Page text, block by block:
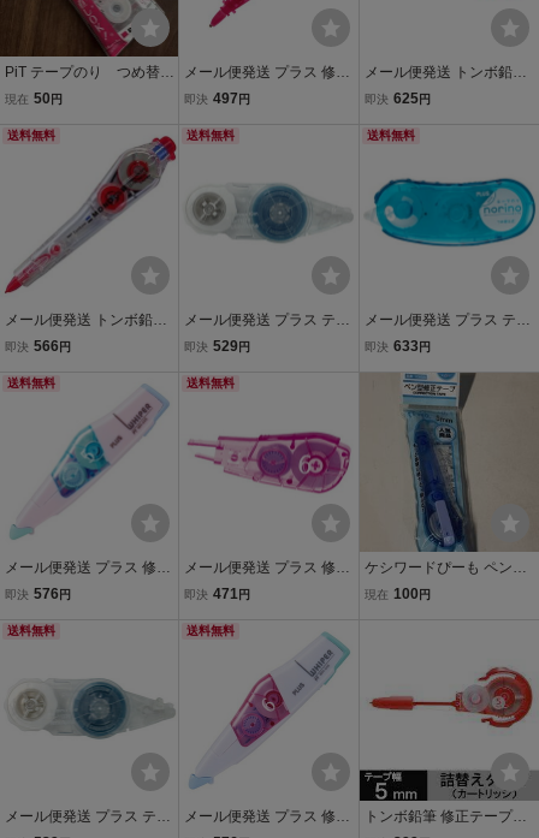
PiT テープのり つめ替え
テープ Tombow トンボ
現在 50 円
メール便発送 プラス 修正
テープ ホワイパー ラッシ
ク WH-065R
即決 497 円
メール便発送 トンボ鉛筆
修正テープ 詰め替え用カ
R5 00065663
即決 625円
送料無料
メール便発送 トンボ鉛筆
修正テープモノPS5 CT-P
即決 566 円
送料無料
メール便発送 プラス テー
プのり ノリノポッド しっ
0m TG-1121R
即決 529円
送料無料
メール便発送 プラス テー
プのり ノリノポッド しっ
m TG-1111
即決 633 円
送料無料
メール便発送 プラス 修正
テープ ホワイパーPT 本体
45
即決 576 円
送料無料
メール便発送 プラス 修正
テープ ホワイパーPT 交換
46R
即決 471円
ケシワードぴーも ペン型
修正テープ 5mm 6m
現在 100 円
送料無料
メール便発送 プラス テー
送料無料
メール便発送 プラス 修正
トンボ鉛筆 修正テープモ